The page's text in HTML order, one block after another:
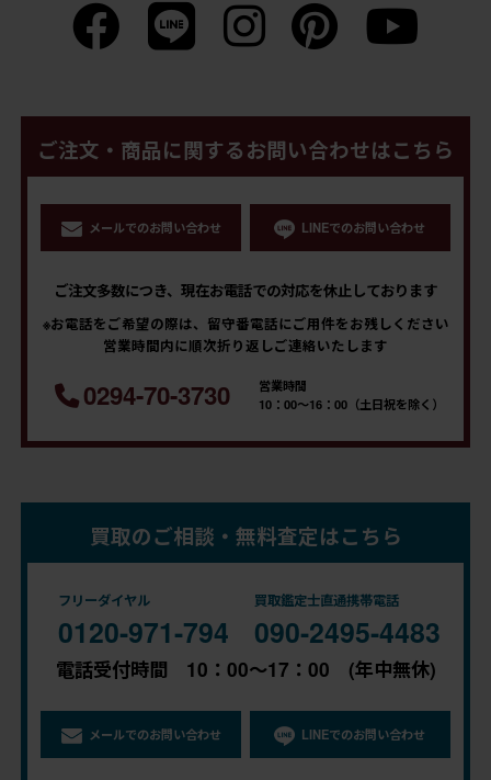
ご注文・商品に関するお問い合わせはこちら
メールでのお問い合わせ LINEでのお問い合わせ
ご注文多数につき、現在お電話での対応を休止しております
※お電話をご希望の際は、留守番電話にご用件をお残しください
営業時間内に順次折り返しご連絡いたします
0294-70-3730
営業時間
10：00～16：00（土日祝を除く）
買取のご相談・無料査定はこちら
フリーダイヤル
0120-971-794
買取鑑定士直通携帯電話
090-2495-4483
電話受付時間 10：00～17：00 (年中無休)
メールでのお問い合わせ LINEでのお問い合わせ